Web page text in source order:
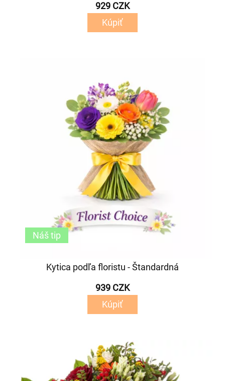
929 CZK
Kúpiť
Kytica podľa floristu - Štandardná
939 CZK
Kúpiť
Náš tip